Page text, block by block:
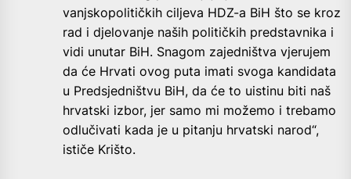
vanjskopolitičkih ciljeva HDZ-a BiH što se kroz
rad i djelovanje naših političkih predstavnika i
vidi unutar BiH. Snagom zajedništva vjerujem
da će Hrvati ovog puta imati svoga kandidata
u Predsjedništvu BiH, da će to uistinu biti naš
hrvatski izbor, jer samo mi možemo i trebamo
odlučivati kada je u pitanju hrvatski narod“,
ističe Krišto.